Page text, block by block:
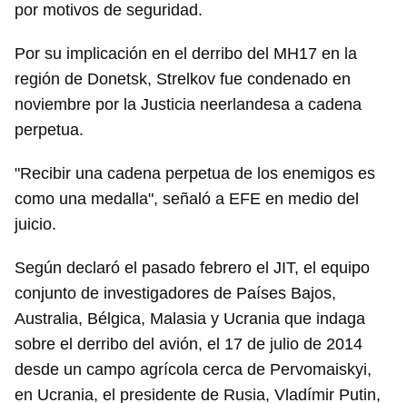
por motivos de seguridad.
Por su implicación en el derribo del MH17 en la
región de Donetsk, Strelkov fue condenado en
noviembre por la Justicia neerlandesa a cadena
perpetua.
"Recibir una cadena perpetua de los enemigos es
como una medalla", señaló a EFE en medio del
juicio.
Según declaró el pasado febrero el JIT, el equipo
conjunto de investigadores de Países Bajos,
Australia, Bélgica, Malasia y Ucrania que indaga
sobre el derribo del avión, el 17 de julio de 2014
desde un campo agrícola cerca de Pervomaiskyi,
en Ucrania, el presidente de Rusia, Vladímir Putin,